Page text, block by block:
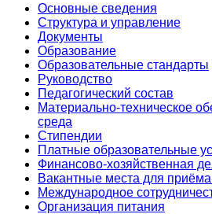
Основные сведения
Структура и управление
Документы
Образование
Образовательные стандарты
Руководство
Педагогический состав
Материально-техническое
среда
Стипендии
Платные образовательные
Финансово-хозяйственная
Вакантные места для
Международное
Организация питания